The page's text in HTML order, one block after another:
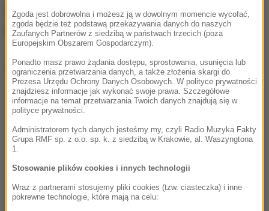
są monitoringiem i w chwili zdarzenia działał
prawidłowo.
Dalsza część artykułu pod materiałem video:
Zgoda jest dobrowolna i możesz ją w dowolnym momencie wycofać,
zgoda będzie też podstawą przekazywania danych do naszych
Zaufanych Partnerów z siedzibą w państwach trzecich (poza
Europejskim Obszarem Gospodarczym).
Ponadto masz prawo żądania dostępu, sprostowania, usunięcia lub
ograniczenia przetwarzania danych, a także złożenia skargi do
Prezesa Urzędu Ochrony Danych Osobowych. W polityce prywatności
znajdziesz informacje jak wykonać swoje prawa. Szczegółowe
informacje na temat przetwarzania Twoich danych znajdują się w
polityce prywatności.
Administratorem tych danych jesteśmy my, czyli Radio Muzyka Fakty
Grupa RMF sp. z o.o. sp. k. z siedzibą w Krakowie, al. Waszyngtona
1.
Stosowanie plików cookies i innych technologii
Wraz z partnerami stosujemy pliki cookies (tzw. ciasteczka) i inne
pokrewne technologie, które mają na celu: